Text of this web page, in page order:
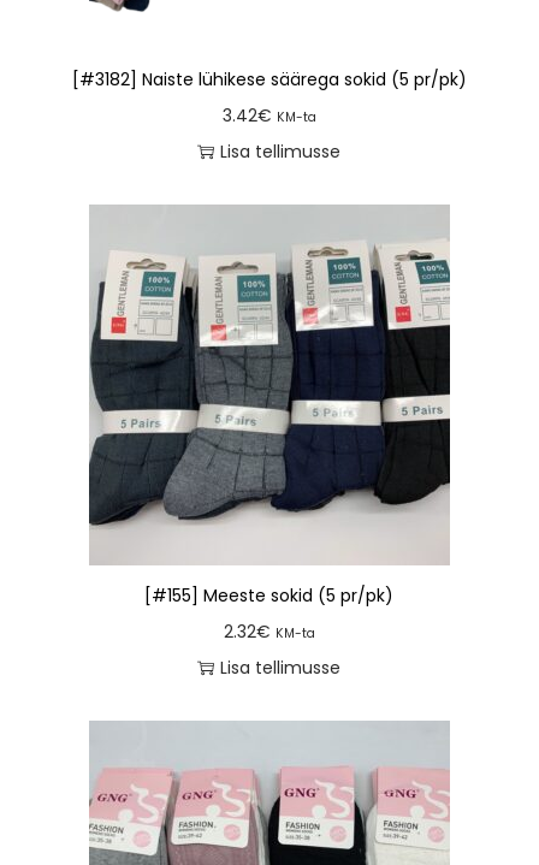
[#3182] Naiste lühikese säärega sokid (5 pr/pk)
3.42€ KM-ta
Lisa tellimusse
[#155] Meeste sokid (5 pr/pk)
2.32€ KM-ta
Lisa tellimusse